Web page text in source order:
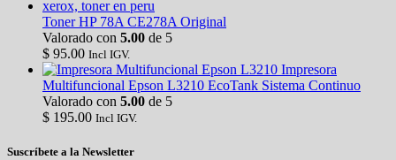
Toner HP 78A CE278A Original
Valorado con 5.00 de 5
$ 95.00 Incl IGV.
Impresora
Multifuncional Epson L3210 EcoTank Sistema Continuo
Valorado con 5.00 de 5
$ 195.00 Incl IGV.
Suscríbete a la Newsletter